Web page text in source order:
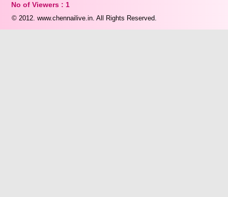
No of Viewers : 1
© 2012. www.chennailive.in. All Rights Reserved.